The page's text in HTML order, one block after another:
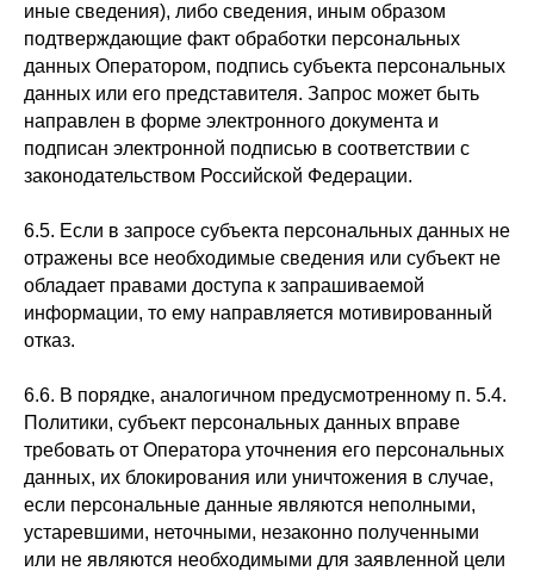
иные сведения), либо сведения, иным образом
подтверждающие факт обработки персональных
данных Оператором, подпись субъекта персональных
данных или его представителя. Запрос может быть
направлен в форме электронного документа и
подписан электронной подписью в соответствии с
законодательством Российской Федерации.
6.5. Если в запросе субъекта персональных данных не
отражены все необходимые сведения или субъект не
обладает правами доступа к запрашиваемой
информации, то ему направляется мотивированный
отказ.
6.6. В порядке, аналогичном предусмотренному п. 5.4.
Политики, субъект персональных данных вправе
требовать от Оператора уточнения его персональных
данных, их блокирования или уничтожения в случае,
если персональные данные являются неполными,
устаревшими, неточными, незаконно полученными
или не являются необходимыми для заявленной цели